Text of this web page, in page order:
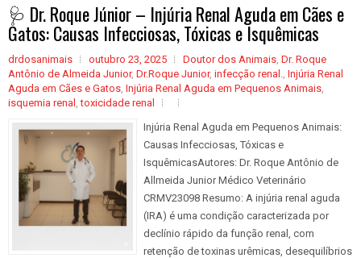
🩺 Dr. Roque Júnior – Injúria Renal Aguda em Cães e
Gatos: Causas Infecciosas, Tóxicas e Isquêmicas
drdosanimais outubro 23, 2025 Doutor dos Animais, Dr. Roque
Antônio de Almeida Junior, Dr.Roque Junior, infecção renal., Injúria Renal
Aguda em Cães e Gatos, Injúria Renal Aguda em Pequenos Animais,
isquemia renal ,toxicidade renal
Injúria Renal Aguda em Pequenos Animais:
Causas Infecciosas, Tóxicas e
IsquêmicasAutores: Dr. Roque Antônio de
Allmeida Junior Médico Veterinário
CRMV23098 Resumo: A injúria renal aguda
(IRA) é uma condição caracterizada por
declínio rápido da função renal, com
retenção de toxinas urêmicas, desequilíbrios